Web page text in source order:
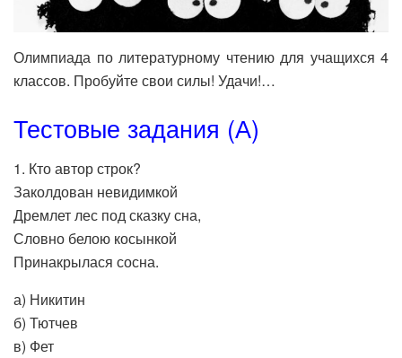
Олимпиада по литературному чтению для учащихся 4
классов. Пробуйте свои силы! Удачи!…
Тестовые задания (А)
1. Кто автор строк?
Заколдован невидимкой
Дремлет лес под сказку сна,
Словно белою косынкой
Принакрылася сосна.
а) Никитин
б) Тютчев
в) Фет